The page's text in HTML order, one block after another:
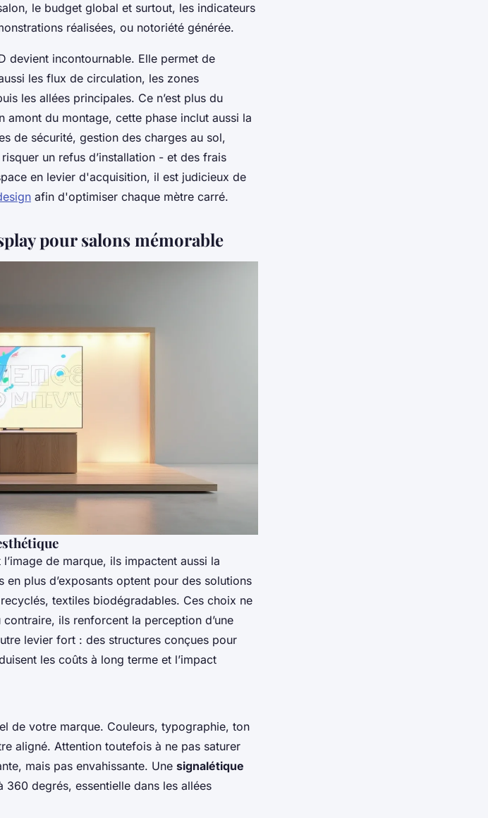
le budget global et surtout, les indicateurs
réalisées, ou notoriété générée.
devient incontournable. Elle permet de
les flux de circulation, les zones
les allées principales. Ce n’est plus du
amont du montage, cette phase inclut aussi la
de sécurité, gestion des charges au sol,
un refus d’installation - et des frais
en levier d'acquisition, il est judicieux de
afin d'optimiser chaque mètre carré.
pour salons mémorable
de marque, ils impactent aussi la
plus d’exposants optent pour des solutions
textiles biodégradables. Ces choix ne
ils renforcent la perception d’une
levier fort : des structures conçues pour
les coûts à long terme et l’impact
de votre marque. Couleurs, typographie, ton
aligné. Attention toutefois à ne pas saturer
mais pas envahissante. Une signalétique
degrés, essentielle dans les allées